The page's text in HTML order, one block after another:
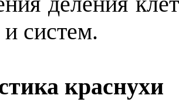
систем.
краснухи